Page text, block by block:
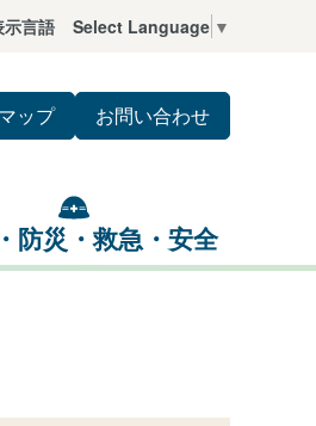
ップ お問い合わせ
防災・救急・安全
示言語 Select Language ▼